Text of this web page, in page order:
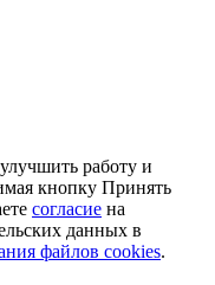
работу и
кнопку Принять
согласие на
данных в
файлов cookies.